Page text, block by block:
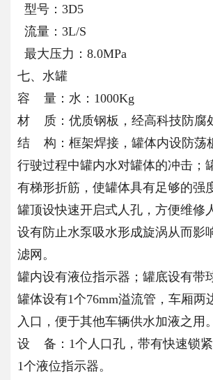
型号：3D5
流量：3L/S
最大压力：8.0MPa
七、水罐
容 量：水：1000Kg
材 质：优质钢板，经高科技防腐
结 构：框架焊接，罐体内设防荡
行驶过程中罐内水对罐体的冲击；
有梯形折筋，使罐体具有足够的强
罐顶设快速开启式人孔，方便维修
设有防止水泵吸水形成旋涡从而影
滤网。
罐内设有液位指示器；罐底设有带
罐体设有1个76mm溢流管，车厢两
入口，便于其他车辆供水加液之用。
设 备：1个人口孔，带有快速锁紧
1个液位指示器。